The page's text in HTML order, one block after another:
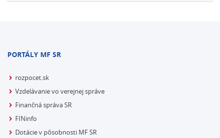
PORTÁLY MF SR
rozpocet.sk
Vzdelávanie vo verejnej správe
Finančná správa SR
FINinfo
Dotácie v pôsobnosti MF SR